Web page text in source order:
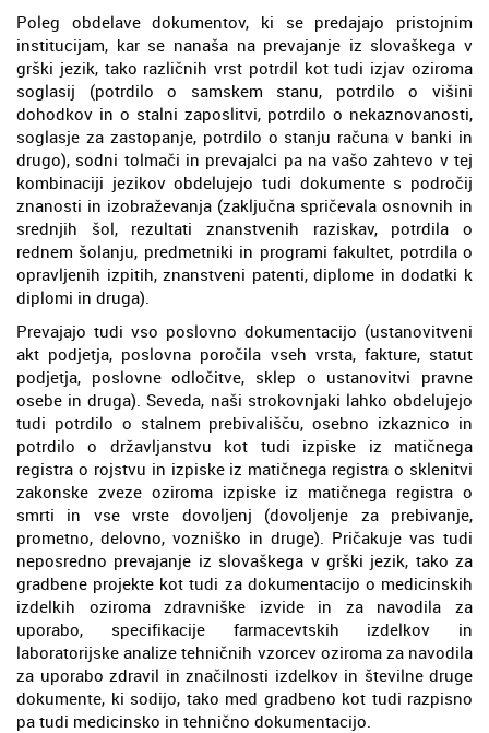
Poleg obdelave dokumentov, ki se predajajo pristojnim
institucijam, kar se nanaša na prevajanje iz slovaškega v
grški jezik, tako različnih vrst potrdil kot tudi izjav oziroma
soglasij (potrdilo o samskem stanu, potrdilo o višini
dohodkov in o stalni zaposlitvi, potrdilo o nekaznovanosti,
soglasje za zastopanje, potrdilo o stanju računa v banki in
drugo), sodni tolmači in prevajalci pa na vašo zahtevo v tej
kombinaciji jezikov obdelujejo tudi dokumente s področij
znanosti in izobraževanja (zaključna spričevala osnovnih in
srednjih šol, rezultati znanstvenih raziskav, potrdila o
rednem šolanju, predmetniki in programi fakultet, potrdila o
opravljenih izpitih, znanstveni patenti, diplome in dodatki k
diplomi in druga).
Prevajajo tudi vso poslovno dokumentacijo (ustanovitveni
akt podjetja, poslovna poročila vseh vrsta, fakture, statut
podjetja, poslovne odločitve, sklep o ustanovitvi pravne
osebe in druga). Seveda, naši strokovnjaki lahko obdelujejo
tudi potrdilo o stalnem prebivališču, osebno izkaznico in
potrdilo o državljanstvu kot tudi izpiske iz matičnega
registra o rojstvu in izpiske iz matičnega registra o sklenitvi
zakonske zveze oziroma izpiske iz matičnega registra o
smrti in vse vrste dovoljenj (dovoljenje za prebivanje,
prometno, delovno, vozniško in druge). Pričakuje vas tudi
neposredno prevajanje iz slovaškega v grški jezik, tako za
gradbene projekte kot tudi za dokumentacijo o medicinskih
izdelkih oziroma zdravniške izvide in za navodila za
uporabo, specifikacije farmacevtskih izdelkov in
laboratorijske analize tehničnih vzorcev oziroma za navodila
za uporabo zdravil in značilnosti izdelkov in številne druge
dokumente, ki sodijo, tako med gradbeno kot tudi razpisno
pa tudi medicinsko in tehnično dokumentacijo.